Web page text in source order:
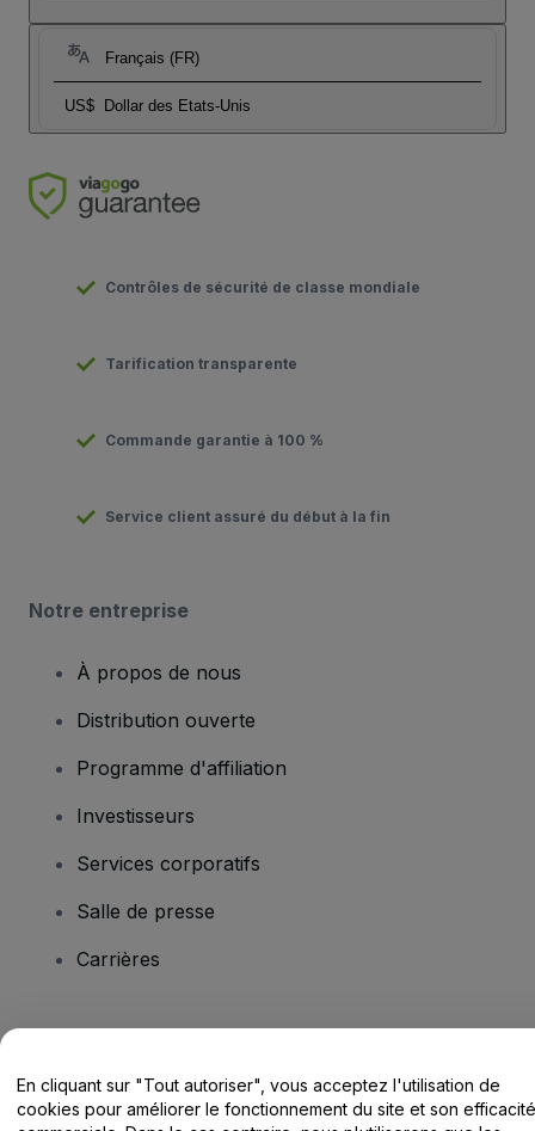
Français (FR)
US$ Dollar des Etats-Unis
Contrôles de sécurité de classe mondiale
Tarification transparente
Commande garantie à 100 %
Service client assuré du début à la fin
Notre entreprise
À propos de nous
Distribution ouverte
Programme d'affiliation
Investisseurs
Services corporatifs
Salle de presse
Carrières
Centre d'assistance / Nous contacter
En cliquant sur "Tout autoriser", vous acceptez l'utilisation de
cookies pour améliorer le fonctionnement du site et son efficacité